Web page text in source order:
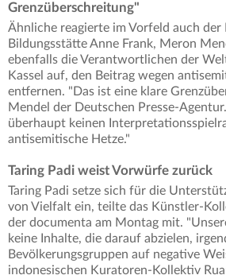
Grenzüberschreitung"
Ähnliche reagierte im Vorfeld auch
Bildungsstätte Anne Frank, Meron
ebenfalls die Verantwortlichen der
Kassel auf, den Beitrag wegen
entfernen. "Das ist eine klare
Mendel der Deutschen Presse-
überhaupt keinen
antisemitische Hetze."
Taring Padi weist Vorwürfe zurück
Taring Padi setze sich für die
von Vielfalt ein, teilte das Künstler-
der documenta am Montag mit.
keine Inhalte, die darauf abzielen,
Bevölkerungsgruppen auf negative
indonesischen Kuratoren-Kollektiv